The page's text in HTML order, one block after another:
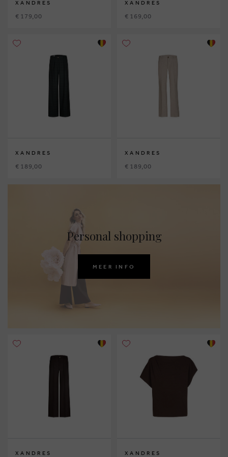
XANDRES
€ 179,00
XANDRES
€ 169,00
XANDRES
€ 189,00
XANDRES
€ 189,00
Personal shopping
MEER INFO
XANDRES XANDRES